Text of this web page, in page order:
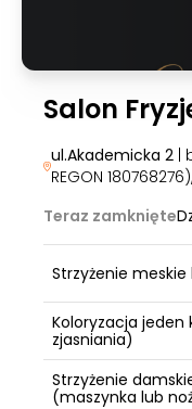
Salon
ul.Akademicka 2|
REGON 180768276)
Teraz zamknięte
Strzyżenie meskie
Koloryzacja jeden
zjasniania)
Strzyżenie
(maszynka lub